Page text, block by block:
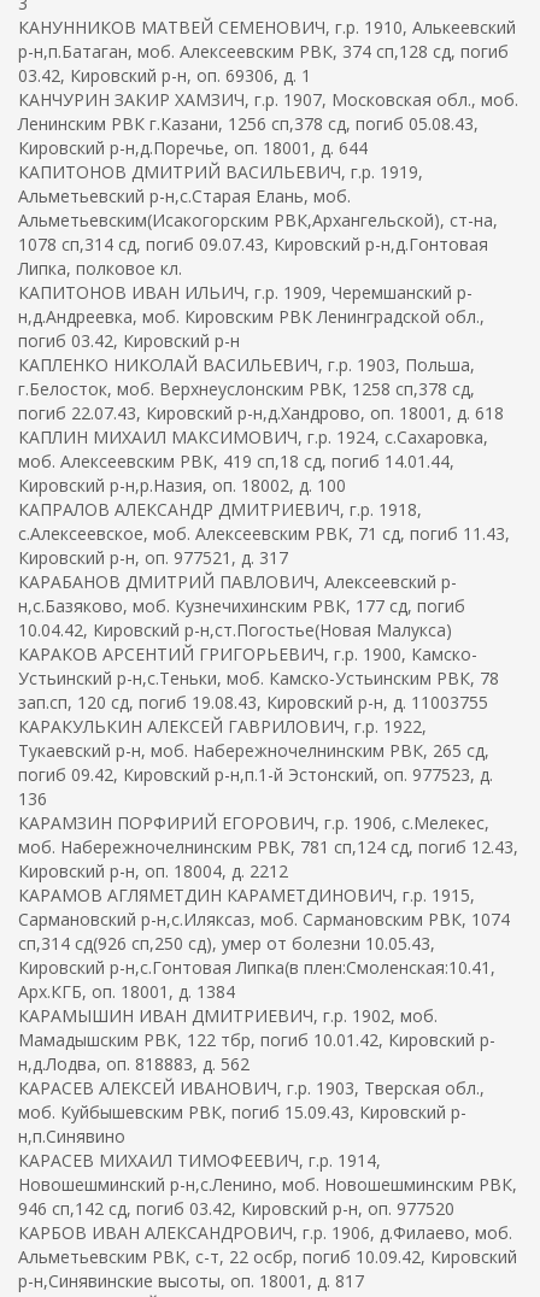
КАНУННИКОВ МАТВЕЙ СЕМЕНОВИЧ, г.р. 1910, Алькеевский
р-н,п.Батаган, моб. Алексеевским РВК, 374 сп,128 сд, погиб
03.42, Кировский р-н, оп. 69306, д. 1
КАНЧУРИН ЗАКИР ХАМЗИЧ, г.р. 1907, Московская обл., моб.
Ленинским РВК г.Казани, 1256 сп,378 сд, погиб 05.08.43,
Кировский р-н,д.Поречье, оп. 18001, д. 644
КАПИТОНОВ ДМИТРИЙ ВАСИЛЬЕВИЧ, г.р. 1919,
Альметьевский р-н,с.Старая Елань, моб.
Альметьевским(Исакогорским РВК,Архангельской), ст-на,
1078 сп,314 сд, погиб 09.07.43, Кировский р-н,д.Гонтовая
Липка, полковое кл.
КАПИТОНОВ ИВАН ИЛЬИЧ, г.р. 1909, Черемшанский р-
н,д.Андреевка, моб. Кировским РВК Ленинградской обл.,
погиб 03.42, Кировский р-н
КАПЛЕНКО НИКОЛАЙ ВАСИЛЬЕВИЧ, г.р. 1903, Польша,
г.Белосток, моб. Верхнеуслонским РВК, 1258 сп,378 сд,
погиб 22.07.43, Кировский р-н,д.Хандрово, оп. 18001, д. 618
КАПЛИН МИХАИЛ МАКСИМОВИЧ, г.р. 1924, с.Сахаровка,
моб. Алексеевским РВК, 419 сп,18 сд, погиб 14.01.44,
Кировский р-н,р.Назия, оп. 18002, д. 100
КАПРАЛОВ АЛЕКСАНДР ДМИТРИЕВИЧ, г.р. 1918,
с.Алексеевское, моб. Алексеевским РВК, 71 сд, погиб 11.43,
Кировский р-н, оп. 977521, д. 317
КАРАБАНОВ ДМИТРИЙ ПАВЛОВИЧ, Алексеевский р-
н,с.Базяково, моб. Кузнечихинским РВК, 177 сд, погиб
10.04.42, Кировский р-н,ст.Погостье(Новая Малукса)
КАРАКОВ АРСЕНТИЙ ГРИГОРЬЕВИЧ, г.р. 1900, Камско-
Устьинский р-н,с.Теньки, моб. Камско-Устьинским РВК, 78
зап.сп, 120 сд, погиб 19.08.43, Кировский р-н, д. 11003755
КАРАКУЛЬКИН АЛЕКСЕЙ ГАВРИЛОВИЧ, г.р. 1922,
Тукаевский р-н, моб. Набережночелнинским РВК, 265 сд,
погиб 09.42, Кировский р-н,п.1-й Эстонский, оп. 977523, д.
136
КАРАМЗИН ПОРФИРИЙ ЕГОРОВИЧ, г.р. 1906, с.Мелекес,
моб. Набережночелнинским РВК, 781 сп,124 сд, погиб 12.43,
Кировский р-н, оп. 18004, д. 2212
КАРАМОВ АГЛЯМЕТДИН КАРАМЕТДИНОВИЧ, г.р. 1915,
Сармановский р-н,с.Иляксаз, моб. Сармановским РВК, 1074
сп,314 сд(926 сп,250 сд), умер от болезни 10.05.43,
Кировский р-н,с.Гонтовая Липка(в плен:Смоленская:10.41,
Арх.КГБ, оп. 18001, д. 1384
КАРАМЫШИН ИВАН ДМИТРИЕВИЧ, г.р. 1902, моб.
Мамадышским РВК, 122 тбр, погиб 10.01.42, Кировский р-
н,д.Лодва, оп. 818883, д. 562
КАРАСЕВ АЛЕКСЕЙ ИВАНОВИЧ, г.р. 1903, Тверская обл.,
моб. Куйбышевским РВК, погиб 15.09.43, Кировский р-
н,п.Синявино
КАРАСЕВ МИХАИЛ ТИМОФЕЕВИЧ, г.р. 1914,
Новошешминский р-н,с.Ленино, моб. Новошешминским РВК,
946 сп,142 сд, погиб 03.42, Кировский р-н, оп. 977520
КАРБОВ ИВАН АЛЕКСАНДРОВИЧ, г.р. 1906, д.Филаево, моб.
Альметьевским РВК, с-т, 22 осбр, погиб 10.09.42, Кировский
р-н,Синявинские высоты, оп. 18001, д. 817